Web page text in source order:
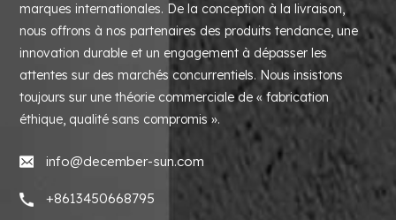
marques internationales. De la conception à la livraison,
nous offrons à nos partenaires des produits tendance, une
innovation durable et un engagement à dépasser les
attentes sur des marchés concurrentiels. Nous insistons
toujours sur une théorie commerciale de « fabrication
éthique, qualité sans compromis ».
info@december-sun.com
+8613450668795